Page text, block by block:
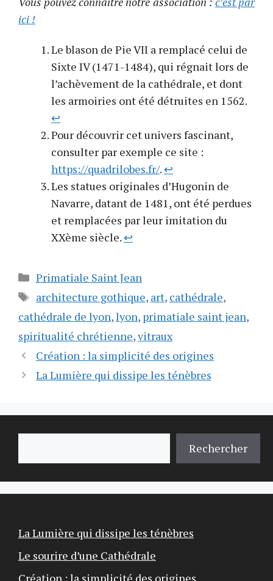
ici !
Le blason de Pie VII a remplacé celui de
Sixte IV (1471-1484), qui régnait lors de
l’achèvement de la cathédrale, et dont
les armoiries ont été détruites en 1562.
↩︎
Pour découvrir cet univers fascinant,
consulter par exemple ce site :
https://quadrilobes.fr/. ↩︎
Les statues originales d’Hugonin de
Navarre, datant de 1481, ont été perdues
et remplacées par leur imitation du
XXème siècle. ↩︎
Catégories
Primatiale Saint Jean
Étiquettes
architecture gothique, art, cathédrale,
cathédrale de lyon,lyon, primatiale saint jean,
spiritualité chrétienne,vitraux
Création : la simplicité des origines
La Lumière qui dissipe les ténèbres
Rechercher
La Lumière qui dissipe les ténèbres
Le sourire d’une Cathédrale
Création : la simplicité des origines